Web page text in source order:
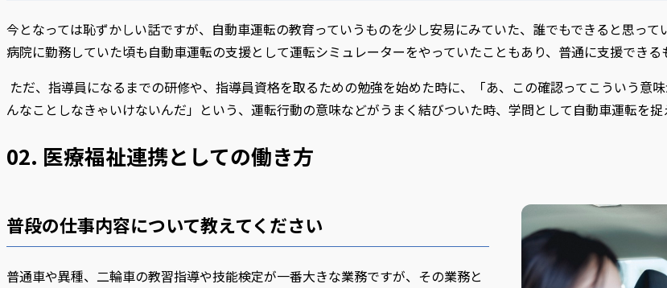
今となっては恥ずかしい話ですが、自動車運転の教育っていうものを少し安易にみていた、誰でもできると思って
病院に勤務していた頃も自動車運転の支援として運転シミュレーターをやっていたこともあり、普通に支援できる
ただ、指導員になるまでの研修や、指導員資格を取るための勉強を始めた時に、「あ、この確認ってこういう意
んなことしなきゃいけないんだ」という、運転行動の意味などがうまく結びついた時、学問として自動車運転を
02. 医療福祉連携としての働き方
普段の仕事内容について教えてください
普通車や異種、二輪車の教習指導や技能検定が一番大きな業務ですが、その業務と